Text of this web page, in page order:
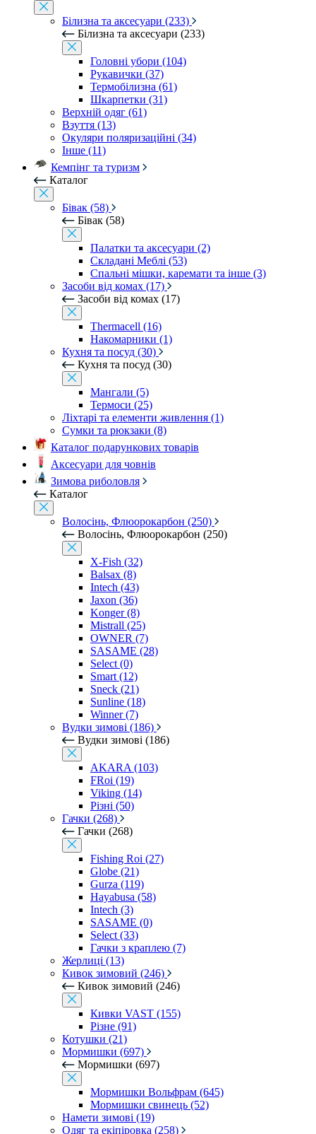
Білизна та аксесуари (233)
Білизна та аксесуари (233)
Головні убори (104)
Рукавички (37)
Термобілизна (61)
Шкарпетки (31)
Верхній одяг (61)
Взуття (13)
Окуляри поляризаційні (34)
Інше (11)
Кемпінг та туризм
Каталог
Бівак (58)
Бівак (58)
Палатки та аксесуари (2)
Складані Меблі (53)
Спальні мішки, каремати та інше (3)
Засоби від комах (17)
Засоби від комах (17)
Thermacell (16)
Накомарники (1)
Кухня та посуд (30)
Кухня та посуд (30)
Мангали (5)
Термоси (25)
Ліхтарі та елементи живлення (1)
Сумки та рюкзаки (8)
Каталог подарункових товарів
Аксесуари для човнів
Зимова риболовля
Каталог
Волосінь, Флюорокарбон (250)
Волосінь, Флюорокарбон (250)
X-Fish (32)
Balsax (8)
Intech (43)
Jaxon (36)
Konger (8)
Mistrall (25)
OWNER (7)
SASAME (28)
Select (0)
Smart (12)
Sneck (21)
Sunline (18)
Winner (7)
Вудки зимові (186)
Вудки зимові (186)
AKARA (103)
FRoi (19)
Viking (14)
Різні (50)
Гачки (268)
Гачки (268)
Fishing Roi (27)
Globe (21)
Gurza (119)
Hayabusa (58)
Intech (3)
SASAME (0)
Select (33)
Гачки з краплею (7)
Жерлиці (13)
Кивок зимовий (246)
Кивок зимовий (246)
Кивки VAST (155)
Різне (91)
Котушки (21)
Мормишки (697)
Мормишки (697)
Мормишки Вольфрам (645)
Мормишки свинець (52)
Намети зимові (19)
Одяг та екіпіровка (258)